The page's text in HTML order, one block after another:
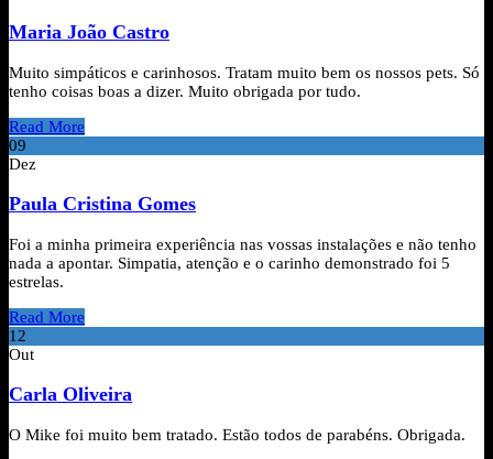
Maria João Castro
Muito simpáticos e carinhosos. Tratam muito bem os nossos pets. Só
tenho coisas boas a dizer. Muito obrigada por tudo.
Read More
09
Dez
Paula Cristina Gomes
Foi a minha primeira experiência nas vossas instalações e não tenho
nada a apontar. Simpatia, atenção e o carinho demonstrado foi 5
estrelas.
Read More
12
Out
Carla Oliveira
O Mike foi muito bem tratado. Estão todos de parabéns. Obrigada.